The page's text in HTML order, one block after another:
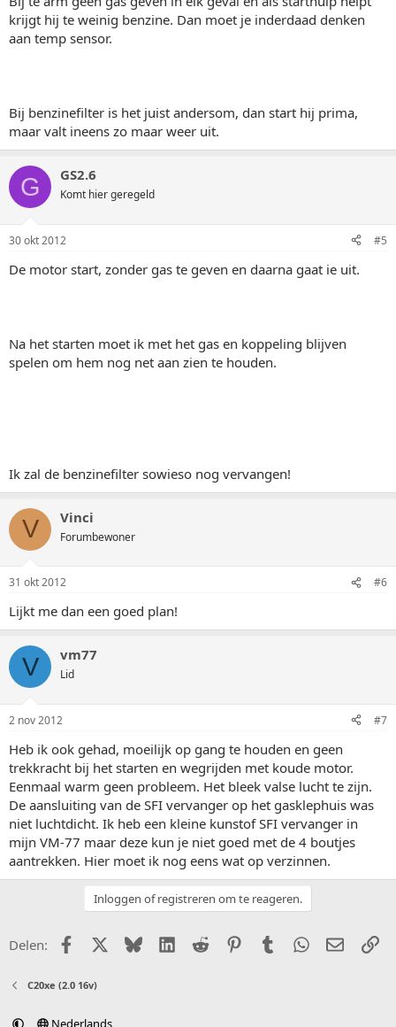
krijgt hij te weinig benzine. Dan moet je inderdaad denken
aan temp sensor.
Bij benzinefilter is het juist andersom, dan start hij prima,
maar valt ineens zo maar weer uit.
G GS2.6
Komt hier geregeld
30 okt 2012 #5
De motor start, zonder gas te geven en daarna gaat ie uit.
Na het starten moet ik met het gas en koppeling blijven
spelen om hem nog net aan zien te houden.
Ik zal de benzinefilter sowieso nog vervangen!
V Vinci
Forumbewoner
31 okt 2012 #6
Lijkt me dan een goed plan!
V vm77
Lid
2 nov 2012 #7
Heb ik ook gehad, moeilijk op gang te houden en geen
trekkracht bij het starten en wegrijden met koude motor.
Eenmaal warm geen probleem. Het bleek valse lucht te zijn.
De aansluiting van de SFI vervanger op het gasklephuis was
niet luchtdicht. Ik heb een kleine kunstof SFI vervanger in
mijn VM-77 maar deze kun je niet goed met de 4 boutjes
aantrekken. Hier moet ik nog eens wat op verzinnen.
Inloggen of registreren om te reageren.
Delen: FacebookX (Twitter)
BlueskyLinkedIn
Reddit PinterestTumblr WhatsApp
E-mail
C20xe (2.0 16v)
Nederlands